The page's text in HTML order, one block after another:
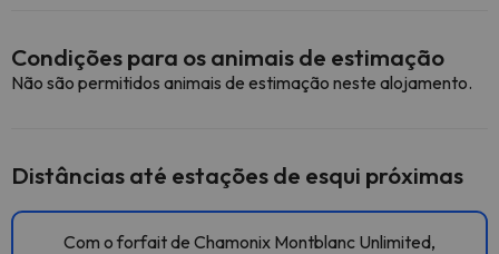
Condições para os animais de estimação
Não são permitidos animais de estimação neste alojamento.
Distâncias até estações de esqui próximas
Com o forfait de Chamonix Montblanc Unlimited,